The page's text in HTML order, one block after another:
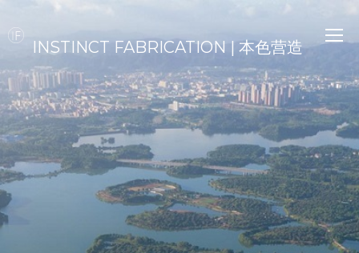
INSTINCT FABRICATION | 本色营造